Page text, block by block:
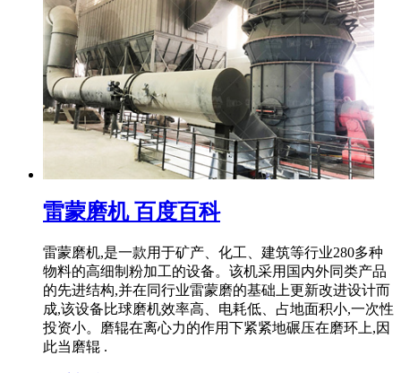
雷蒙磨机 百度百科
雷蒙磨机,是一款用于矿产、化工、建筑等行业280多种
物料的高细制粉加工的设备。该机采用国内外同类产品
的先进结构,并在同行业雷蒙磨的基础上更新改进设计而
成,该设备比球磨机效率高、电耗低、占地面积小,一次性
投资小。磨辊在离心力的作用下紧紧地碾压在磨环上,因
此当磨辊 .